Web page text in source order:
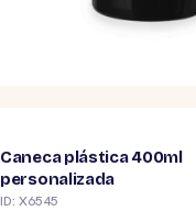
Caneca plástica 400ml
personalizada
ID: X6545